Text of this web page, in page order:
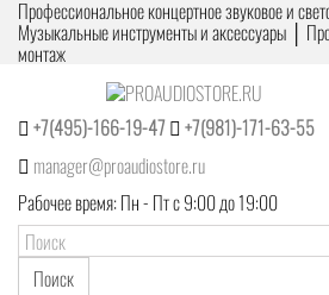
Профессиональное концертное звуковое и
Музыкальные инструменты и аксессуары │
монтаж
+7(495)-166-19-47
+7(981)-171-63-55
manager@proaudiostore.ru
Рабочее время: Пн - Пт с 9:00 до 19:00
Поиск